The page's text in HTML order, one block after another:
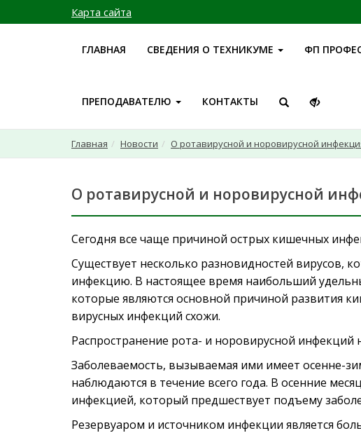
Карта сайта
ГЛАВНАЯ СВЕДЕНИЯ О ТЕХНИКУМЕ ФП
ПРЕПОДАВАТЕЛЮ КОНТАКТЫ
Главная Новости О ротавирусной и норовирусной
О ротавирусной и норовирусной
Сегодня все чаще причиной острых кишечных
Существует несколько разновидностей вирусов,
инфекцию. В настоящее время наибольший
которые являются основной причиной развития
вирусных инфекций схожи.
Распространение рота- и норовирусной инфекций
Заболеваемость, вызываемая ими имеет осенне-
наблюдаются в течение всего года. В осенние
инфекцией, который предшествует подъему
Резервуаром и источником инфекции является